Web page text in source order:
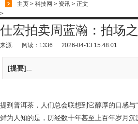
主页 > 科技网 > 资讯 > 正文
>
仕宏拍卖周蓝瀚：拍场
来源: 阅读：1336 2026-04-13 15:48:01
[提要]
提到普洱茶，人们总会联想到它醇厚的口感与
鲜为人知的是，历经数十年甚至上百年岁月